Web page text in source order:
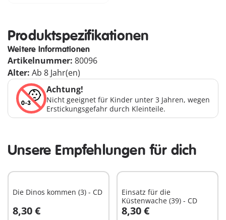
Produktspezifikationen
Weitere Informationen
Artikelnummer: 80096
Alter: Ab 8 Jahr(en)
Achtung!
Nicht geeignet für Kinder unter 3 Jahren, wegen
Erstickungsgefahr durch Kleinteile.
Unsere Empfehlungen für dich
Die Dinos kommen (3) - CD
8,30 €
In den Warenkorb
Einsatz für die
Küstenwache (39) - CD
8,30 €
In den Warenkorb